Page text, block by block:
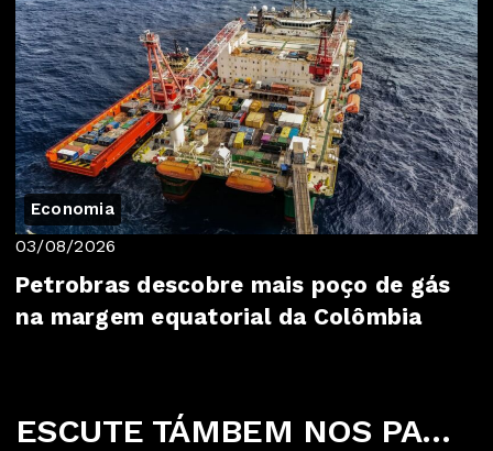
Economia
03/08/2026
Petrobras descobre mais poço de gás
na margem equatorial da Colômbia
ESCUTE TÁMBEM NOS PARCEIROS ABAIXO